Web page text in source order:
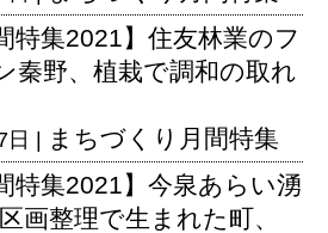
特集2021】住友林業のフ
秦野、植栽で調和の取れ
日 | まちづくり月間特集
特集2021】今泉あらい湧
画整理で生まれた町、